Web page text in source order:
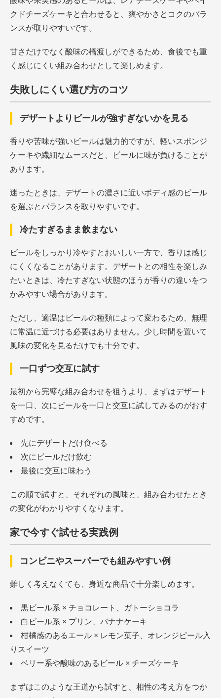
クドチーズケーキと合わせると、爽やかさとコクのバラ
ンスが取りやすいです。
甘さだけでなく酸味の橋渡しができるため、食後でも重
く感じにくい組み合わせとして楽しめます。
失敗しにくい選び方のコツ
デザートよりビールが強すぎないかを見る
香りや苦味が強いビールは魅力的ですが、軽いスポンジ
ケーキや繊細なムースだと、ビールに味が負けることが
あります。
迷ったときは、デザートの濃さに近いボディ感のビール
を選ぶとバランスを取りやすいです。
冷たすぎるまま飲まない
ビールをしっかり冷やすとおいしい一方で、香りは感じ
にくくなることがあります。デザートとの相性を楽しみ
たいときは、冷たすぎない状態のほうが香りの違いをつ
かみやすい場合があります。
ただし、適温はビールの種類によって変わるため、無理
に常温に近づける必要はありません。少し時間を置いて
風味の変化を見るだけでも十分です。
一口ずつ交互に試す
最初から完璧な組み合わせを狙うより、まずはデザート
を一口、次にビールを一口と交互に試してみるのがおす
すめです。
先にデザートだけ食べる
次にビールだけ飲む
最後に交互に味わう
この順で試すと、それぞれの風味と、組み合わせたとき
の変化がわかりやすくなります。
家で今すぐ試せる実践例
コンビニやスーパーでも組みやすい例
難しく考えなくても、身近な商品で十分楽しめます。
黒ビール系 × チョコレート、ガトーショコラ
白ビール系 × プリン、バナナケーキ
柑橘感のあるエール × レモン菓子、オレンジピール入
りスイーツ
ベリー系や酸味のあるビール × チーズケーキ
まずはこのような王道から試すと、相性の考え方をつか